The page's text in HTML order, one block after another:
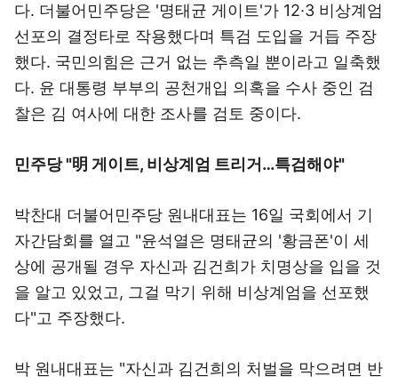
다. 더불어민주당은 '명태균 게이트'가 12·3 비상계엄
선포의 결정타로 작용했다며 특검 도입을 거듭 주장
했다. 국민의힘은 근거 없는 추측일 뿐이라고 일축했
다. 윤 대통령 부부의 공천개입 의혹을 수사 중인 검
찰은 김 여사에 대한 조사를 검토 중이다.
민주당 "明 게이트, 비상계엄 트리거…특검해야"
박찬대 더불어민주당 원내대표는 16일 국회에서 기
자간담회를 열고 "윤석열은 명태균의 '황금폰'이 세
상에 공개될 경우 자신과 김건희가 치명상을 입을 것
을 알고 있었고, 그걸 막기 위해 비상계엄을 선포했
다"고 주장했다.
박 원내대표는 "자신과 김건희의 처벌을 막으려면 반